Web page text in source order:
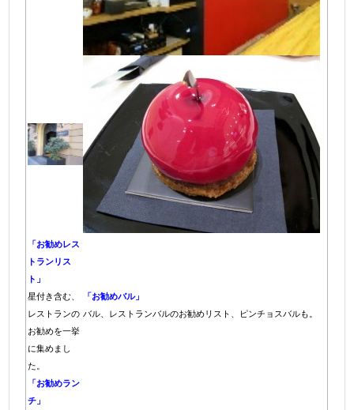
「お勧めレス
トランリス
ト」
星付き含む、
レストランの
お勧めを一挙
に集めまし
た。
「お勧めバル」
バル、レストランバルのお勧めリスト、ピンチョスバルも。
「お勧めラン
チ」